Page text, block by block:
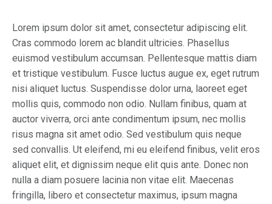
Lorem ipsum dolor sit amet, consectetur adipiscing elit.
Cras commodo lorem ac blandit ultricies. Phasellus
euismod vestibulum accumsan. Pellentesque mattis diam
et tristique vestibulum. Fusce luctus augue ex, eget rutrum
nisi aliquet luctus. Suspendisse dolor urna, laoreet eget
mollis quis, commodo non odio. Nullam finibus, quam at
auctor viverra, orci ante condimentum ipsum, nec mollis
risus magna sit amet odio. Sed vestibulum quis neque
sed convallis. Ut eleifend, mi eu eleifend finibus, velit eros
aliquet elit, et dignissim neque elit quis ante. Donec non
nulla a diam posuere lacinia non vitae elit. Maecenas
fringilla, libero et consectetur maximus, ipsum magna